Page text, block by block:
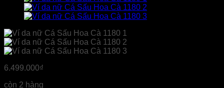
6.499.000₫
còn 2 hàng